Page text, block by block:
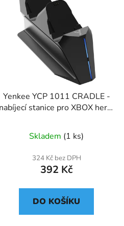
Yenkee YCP 1011 CRADLE -
nabíjecí stanice pro XBOX herní
Skladem (1 ks)
324 Kč bez DPH
392 Kč
DO KOŠÍKU